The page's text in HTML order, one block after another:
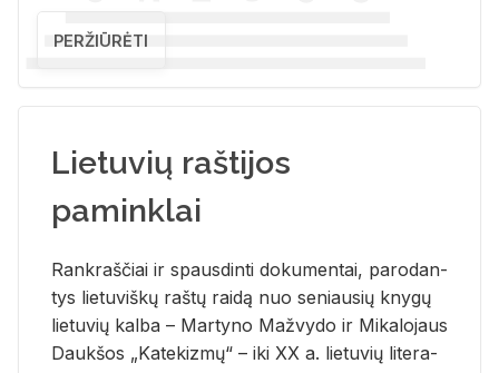
PERŽIŪRĖTI
Lietuvių raštijos
paminklai
Rank­raš­čiai ir spaus­din­ti do­ku­men­tai, pa­ro­dan­
tys lie­tu­viš­kų raš­tų rai­dą nuo se­niau­sių kny­gų
lie­tu­vių kal­ba – Mar­ty­no Ma­žvy­do ir Mi­ka­lo­jaus
Dauk­šos „Ka­te­kiz­mų“ – iki XX a. lie­tu­vių li­te­ra­